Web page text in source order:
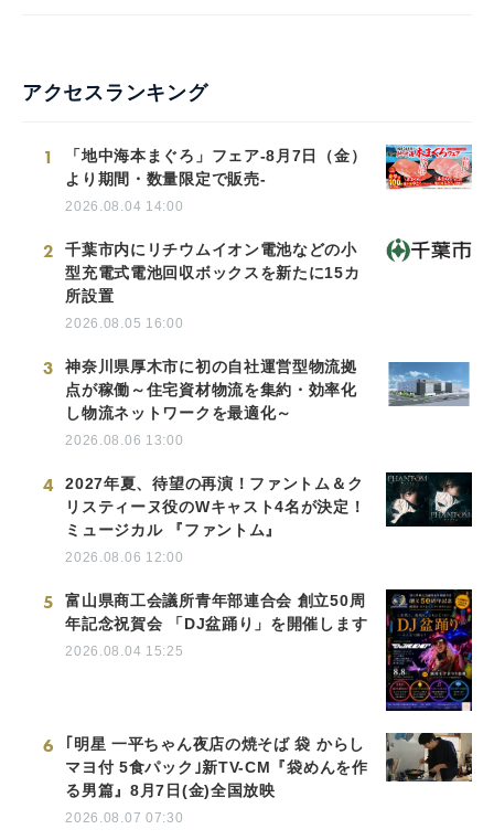
アクセスランキング
1
「地中海本まぐろ」フェア-8月7日（金）
より期間・数量限定で販売-
2026.08.04 14:00
2
千葉市内にリチウムイオン電池などの小
型充電式電池回収ボックスを新たに15カ
所設置
2026.08.05 16:00
3
神奈川県厚木市に初の自社運営型物流拠
点が稼働～住宅資材物流を集約・効率化
し物流ネットワークを最適化～
2026.08.06 13:00
4
2027年夏、待望の再演！ファントム＆ク
リスティーヌ役のWキャスト4名が決定！
ミュージカル 『ファントム』
2026.08.06 12:00
5
富山県商工会議所青年部連合会 創立50周
年記念祝賀会 「DJ盆踊り」を開催します
2026.08.04 15:25
6
｢明星 一平ちゃん夜店の焼そば 袋 からし
マヨ付 5食パック｣新TV-CM『袋めんを作
る男篇』8月7日(金)全国放映
2026.08.07 07:30